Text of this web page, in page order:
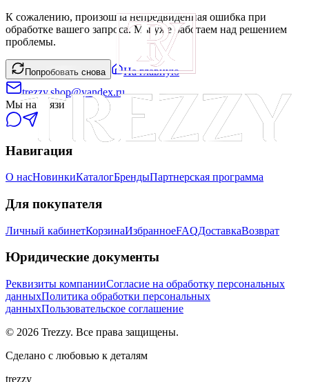
К сожалению, произошла непредвиденная ошибка при
обработке вашего запроса. Мы уже работаем над решением
проблемы.
Попробовать снова
На главную
trezzy.shop@yandex.ru
Мы на связи
Навигация
О насНовинкиКаталогБрендыПартнерская программа
Для покупателя
Личный кабинетКорзинаИзбранноеFAQДоставкаВозврат
Юридические документы
Реквизиты компанииСогласие на обработку персональных
данныхПолитика обработки персональных
данныхПользовательское соглашение
© 2026 Trezzy. Все права защищены.
Сделано с любовью к деталям
trezzy